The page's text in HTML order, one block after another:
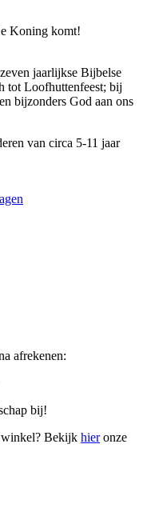
Koning komt!
jaarlijkse Bijbelse
tot Loofhuttenfeest; bij
bijzonders God aan ons
van circa 5-11 jaar
afrekenen:
bij!
winkel? Bekijk hieronze